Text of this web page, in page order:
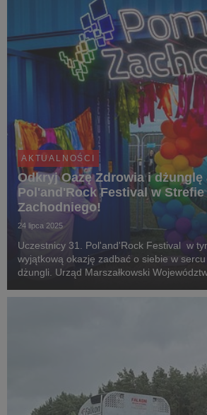
AKTUALNOŚCI
Odkryj Oazę Zdrowia i dżunglę
Pol'and'Rock Festival w
Zachodniego!
24 lipca 2025
Uczestnicy 31. Pol'and'Rock Festival w
wyjątkową okazję zadbać o siebie w
dżungli. Urząd Marszałkowski
dumą ogłasza otwarcie "Dżungli Pomorza